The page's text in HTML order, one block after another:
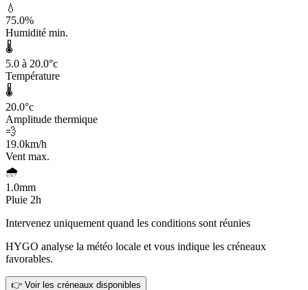
💧
75.0%
Humidité min.
🌡️
5.0 à 20.0°c
Température
🌡️
20.0°c
Amplitude thermique
💨
19.0km/h
Vent max.
🌧️
1.0mm
Pluie 2h
Intervenez uniquement quand les conditions sont réunies
HYGO analyse la météo locale et vous indique les créneaux
favorables.
👉 Voir les créneaux disponibles